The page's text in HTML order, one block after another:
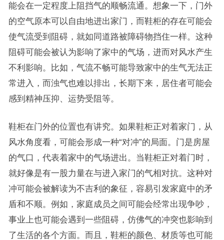
能会在一定程度上阻挡气的顺畅流通。想象一下，门外
的空气原本可以自由地进出家门，而鞋柜的存在可能会
使气流受到阻碍，就如同道路被障碍物挡住一样。这种
阻碍可能会被认为影响了家中的气场，进而对风水产生
不利影响。比如，气流不畅可能导致家中的生气无法正
常进入，而浊气也难以排出，长期下来，居住者可能会
感到精神压抑、运势受阻等。
鞋柜在门外的位置也有讲究。如果鞋柜正对着家门，从
风水角度看，可能会形成一种“对冲”的局面。门是房屋
的气口，代表着家中的气场进出。当鞋柜正对着门时，
就好像是有一股力量在与进入家门的气相对抗。这种对
冲可能会被解读为不吉利的象征，容易引发家庭中的矛
盾和不顺。例如，家庭成员之间可能会经常出现争吵，
事业上也可能会遇到一些阻碍，仿佛气的冲突也影响到
了生活的各个方面。而且，鞋柜的颜色、材质等也可能